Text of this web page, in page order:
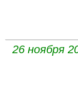
26 ноября